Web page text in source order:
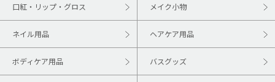
口紅・リップ・グロス メイク小物
ネイル用品 ヘアケア用品
ボディケア用品 バスグッズ